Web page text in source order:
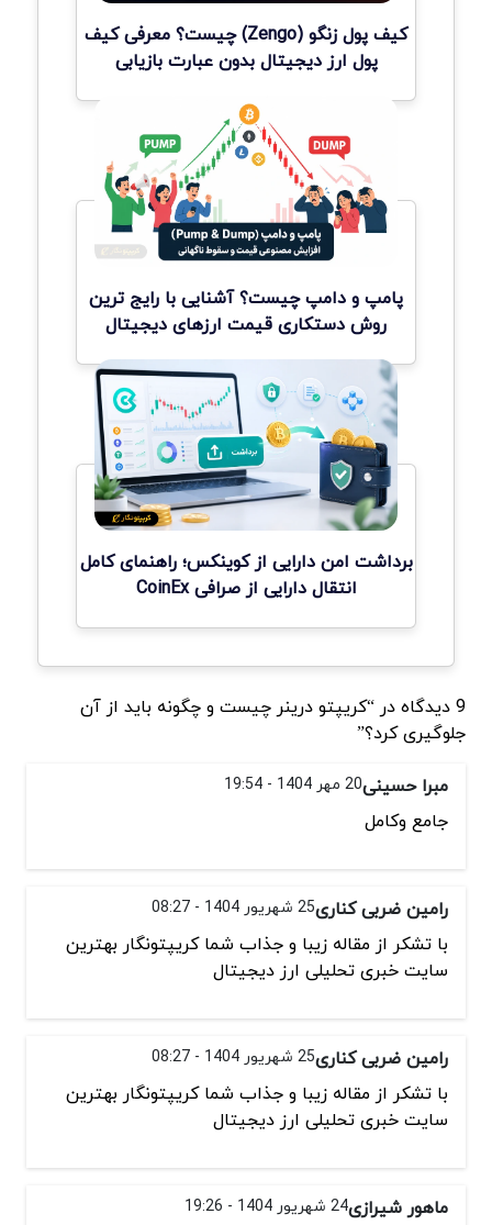
کیف پول زنگو (Zengo) چیست؟ معرفی کیف
پول ارز دیجیتال بدون عبارت بازیابی
پامپ و دامپ چیست؟ آشنایی با رایج ترین
روش دستکاری قیمت ارزهای دیجیتال
برداشت امن دارایی از کوینکس؛ راهنمای کامل
انتقال دارایی از صرافی CoinEx
9 دیدگاه در “کریپتو درینر چیست و چگونه باید از آن
جلوگیری کرد؟”
مبرا حسینی20 مهر 1404 - 19:54
جامع وکامل
رامین ضربی کناری25 شهریور 1404 - 08:27
با تشکر از مقاله زیبا و جذاب شما کریپتونگار بهترین
سایت خبری تحلیلی ارز دیجیتال
رامین ضربی کناری25 شهریور 1404 - 08:27
با تشکر از مقاله زیبا و جذاب شما کریپتونگار بهترین
سایت خبری تحلیلی ارز دیجیتال
ماهور شیرازی24 شهریور 1404 - 19:26